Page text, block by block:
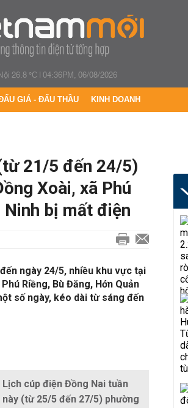
26.8 °C|04:36PM, 06/08/2026
GIÁ - ĐẤU THẦU KINH DOANH
21/5 đến 24/5)
Xoài, xã Phú
Ninh bị mất điện
ngày 24/5, nhiều khu vực tại
Riềng, Bù Đăng, Hớn Quản
số ngày, kéo dài từ sáng đến
Lịch cúp điện Đồng Nai tuần
này (từ 25/5 đến 27/5) phường